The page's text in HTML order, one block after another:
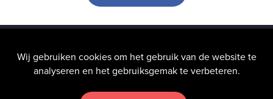
Wij gebruiken cookies om het gebruik van de website te
analyseren en het gebruiksgemak te verbeteren.
info@hic-nunc.be